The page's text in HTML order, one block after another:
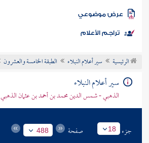
الكتب
موضوعي
تراجم الأعلام
الرئيسية سير أعلام النبلاء الطبقة الخامسة والعشرون
سير أعلام النبلاء
الذهبي - شمس الدين محمد بن أحمد بن عثمان الذهبي
جزء 18 صفحة 488